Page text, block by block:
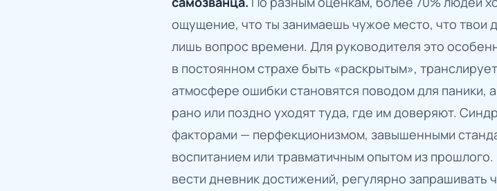
ощущение, что ты занимаешь чужое место, что твои
лишь вопрос времени. Для руководителя это
в постоянном страхе быть «раскрытым»,
атмосфере ошибки становятся поводом для паники,
рано или поздно уходят туда, где им доверяют.
факторами — перфекционизмом, завышенными
воспитанием или травматичным опытом из
вести дневник достижений, регулярно